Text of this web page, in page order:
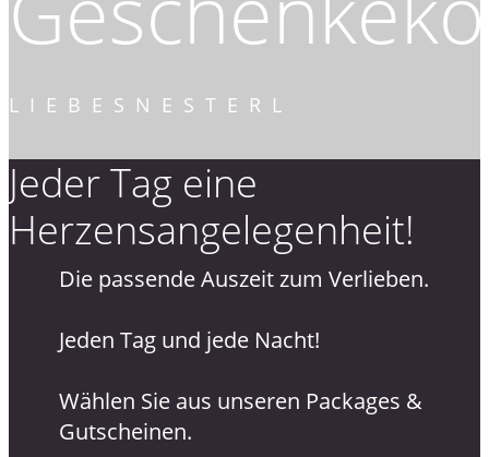
LIEBESNESTERL
Jeder Tag eine
Herzensangelegenheit!
Die passende Auszeit zum Verlieben.
Jeden Tag und jede Nacht!
Wählen Sie aus unseren Packages &
Gutscheinen.